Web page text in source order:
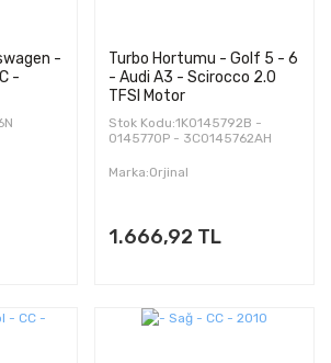
-
-
Turbo Hortumu - Golf 5 - 6
- Audi A3 - Scirocco 2.0
TFSI Motor
Stok Kodu:1K0145792B -
0145770P - 3C0145762AH
Marka:Orjinal
1.666,92 TL